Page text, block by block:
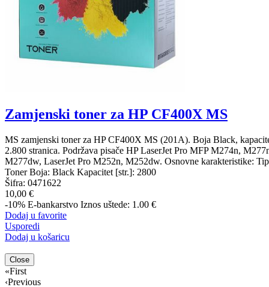
Zamjenski toner za HP CF400X MS
MS zamjenski toner za HP CF400X MS (201A). Boja Black,
2.800 stranica. Podržava pisače HP LaserJet Pro MFP M274n,
M277dw, LaserJet Pro M252n, M252dw. Osnovne karakteristike:
Toner Boja: Black Kapacitet [str.]: 2800
Šifra: 0471622
10,00 €
-10% E-bankarstvo Iznos uštede: 1.00 €
Dodaj u favorite
Usporedi
Dodaj u košaricu
Close
«First
‹Previous